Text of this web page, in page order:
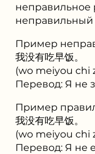
неправильное
неправильный
Пример
我没有吃早饭。
(wo meiyou chi
Перевод: Я не
Пример
我没有吃早饭。
(wo meiyou chi
Перевод: Я не